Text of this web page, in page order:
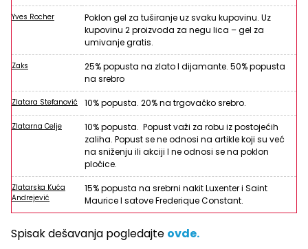
Yves Rocher
Poklon gel za tuširanje uz svaku kupovinu. Uz
kupovinu 2 proizvoda za negu lica – gel za
umivanje gratis.
Zaks
25% popusta na zlato I dijamante. 50% popusta
na srebro
Zlatara Stefanović 10% popusta. 20% na trgovačko srebro.
Zlatarna Celje
10% popusta. Popust važi za robu iz postojećih
zaliha. Popust se ne odnosi na artikle koji su već
na sniženju ili akciji I ne odnosi se na poklon
pločice.
Zlatarska Kuća
Andrejević
15% popusta na srebrni nakit Luxenter i Saint
Maurice I satove Frederique Constant.
Spisak dešavanja pogledajte ovde.